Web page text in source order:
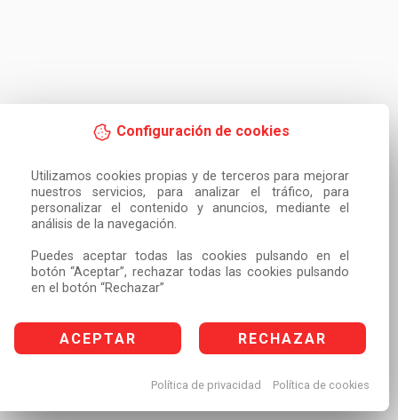
Configuración de cookies
Utilizamos cookies propias y de terceros para mejorar
nuestros servicios, para analizar el tráfico, para
personalizar el contenido y anuncios, mediante el
análisis de la navegación.
Puedes aceptar todas las cookies pulsando en el
botón “Aceptar”, rechazar todas las cookies pulsando
en el botón “Rechazar”
ACEPTAR RECHAZAR
Política de privacidad Política de cookies